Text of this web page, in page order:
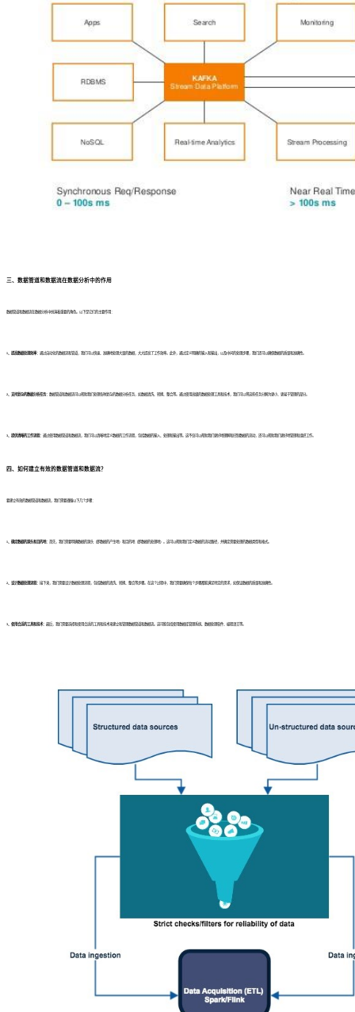
三、数据管道和数据流在数据分析中的作用
数据管道和数据流在数据分析中扮演着重要的角色。以下是它们的主要作用：
1、提高数据处理效率： 通过自动化的数据流和管道，我们可以快速、准确地处理大量的数据，大大提高了工作效率。此外，通过定义明确的输入和输出，以及中间的处理步骤，我们还可以确保数据的质量和准确性。
2、支持复杂的数据分析任务： 数据管道和数据流可以帮助我们处理各种复杂的数据分析任务，如数据清洗、转换、整合等。通过使用高级的数据处理工具和技术，我们可以将这些任务分解为更小、更易于管理的部分。
3、提供清晰的工作流程： 通过使用数据管道和数据流，我们可以清晰地定义数据的工作流程，包括数据的输入、处理和输出等。这不仅可以帮助我们更好地理解和控制数据的流动，还可以帮助我们更好地管理和组织工作。
四、如何建立有效的数据管道和数据流？
要建立有效的数据管道和数据流，我们需要遵循以下几个步骤：
1、确定数据的源头和目的地： 首先，我们需要明确数据的源头（即数据的产生地）和目的地（即数据的处理地）。这可以帮助我们定义数据的流动路径，并确定需要处理的数据类型和格式。
2、设计数据处理流程： 接下来，我们需要设计数据处理流程，包括数据的清洗、转换、整合等步骤。在这个过程中，我们需要确保每个步骤都能满足特定的需求，如保证数据的质量和准确性。
3、使用合适的工具和技术： 最后，我们需要选择和使用合适的工具和技术来建立和管理数据管道和数据流。这可能包括使用数据库管理系统、数据处理软件、编程语言等。